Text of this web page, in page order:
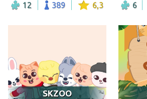
12 389 6,3 6
SKZOO